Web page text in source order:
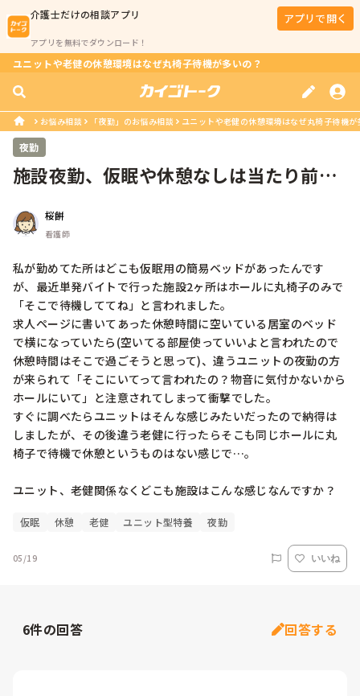
介護士だけの相談アプリ
アプリを無料でダウンロード！
アプリで開く
ユニットや老健の休憩環境はなぜ丸椅子待機が多いの？
お悩み相談 「夜勤」のお悩み相談 ユニットや老健の休憩環境はなぜ丸椅子待機が
夜勤
施設夜勤、仮眠や休憩なしは当たり前で
桜餅
看護師
私が勤めてた所はどこも仮眠用の簡易ベッドがあったんです
が、最近単発バイトで行った施設2ヶ所はホールに丸椅子のみで
「そこで待機しててね」と言われました。
求人ページに書いてあった休憩時間に空いている居室のベッド
で横になっていたら(空いてる部屋使っていいよと言われたので
休憩時間はそこで過ごそうと思って)、違うユニットの夜勤の方
が来られて「そこにいてって言われたの？物音に気付かないから
ホールにいて」と注意されてしまって衝撃でした。
すぐに調べたらユニットはそんな感じみたいだったので納得は
しましたが、その後違う老健に行ったらそこも同じホールに丸
椅子で待機で休憩というものはない感じで…。
ユニット、老健関係なくどこも施設はこんな感じなんですか？
仮眠 休憩 老健 ユニット型特養 夜勤
05/19 いいね
6件の回答 回答する